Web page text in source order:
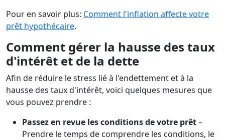
Pour en savoir plus: Comment l'inflation affecte votre
prêt hypothécaire.
Comment gérer la hausse des taux
d'intérêt et de la dette
Afin de réduire le stress lié à l'endettement et à la
hausse des taux d'intérêt, voici quelques mesures que
vous pouvez prendre :
Passez en revue les conditions de votre prêt–
Prendre le temps de comprendre les conditions, le